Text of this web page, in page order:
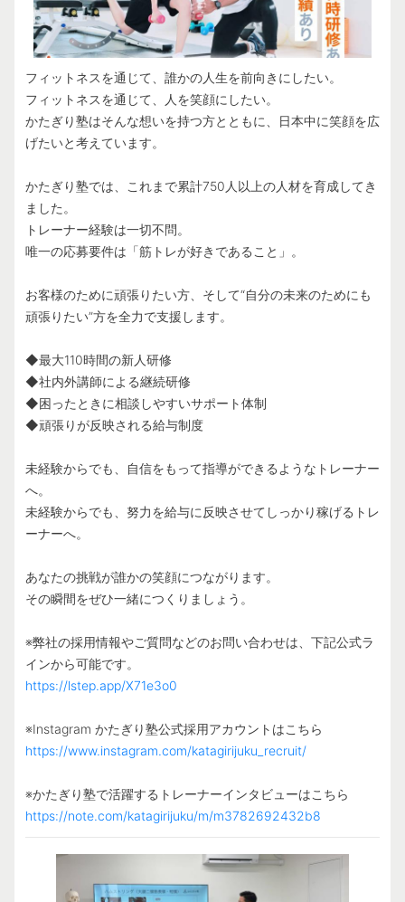
フィットネスを通じて、誰かの人生を前向きにしたい。
フィットネスを通じて、人を笑顔にしたい。
かたぎり塾はそんな想いを持つ方とともに、日本中に笑顔を広
げたいと考えています。
かたぎり塾では、これまで累計750人以上の人材を育成してき
ました。
トレーナー経験は一切不問。
唯一の応募要件は「筋トレが好きであること」。
お客様のために頑張りたい方、そして“自分の未来のためにも
頑張りたい”方を全力で支援します。
◆最大110時間の新人研修
◆社内外講師による継続研修
◆困ったときに相談しやすいサポート体制
◆頑張りが反映される給与制度
未経験からでも、自信をもって指導ができるようなトレーナー
へ。
未経験からでも、努力を給与に反映させてしっかり稼げるトレ
ーナーへ。
あなたの挑戦が誰かの笑顔につながります。
その瞬間をぜひ一緒につくりましょう。
※弊社の採用情報やご質問などのお問い合わせは、下記公式ラ
https://lstep.app/X71e3o0
https://www.instagram.com/katagirijuku_recruit/
https://note.com/katagirijuku/m/m3782692432b8